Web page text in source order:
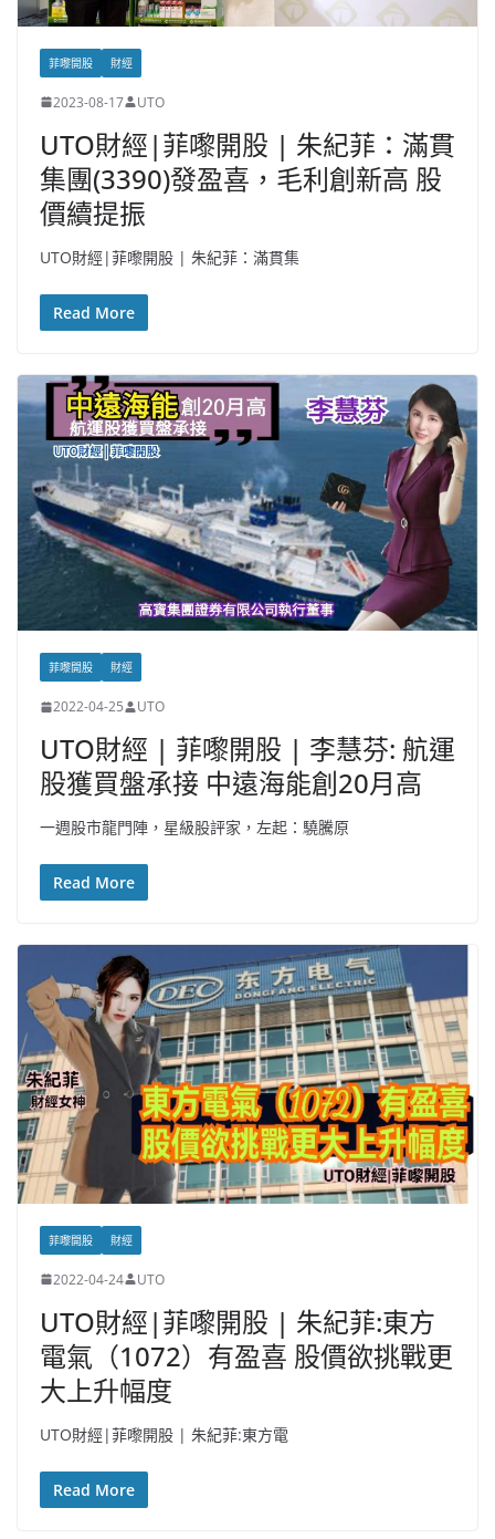
菲嚟開股 財經
2023-08-17 UTO
UTO財經|菲嚟開股 | 朱紀菲：滿貫
集團(3390)發盈喜，毛利創新高 股
價續提振
UTO財經|菲嚟開股 | 朱紀菲：滿貫集
Read More
菲嚟開股 財經
2022-04-25 UTO
UTO財經 | 菲嚟開股 | 李慧芬: 航運
股獲買盤承接 中遠海能創20月高
一週股市龍門陣，星級股評家，左起：驍騰原
Read More
菲嚟開股 財經
2022-04-24 UTO
UTO財經|菲嚟開股 | 朱紀菲:東方
電氣（1072）有盈喜 股價欲挑戰更
大上升幅度
UTO財經|菲嚟開股 | 朱紀菲:東方電
Read More